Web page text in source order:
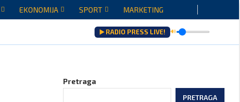
EKONOMIJA SPORT MARKETING
▶️ RADIO PRESS LIVE! 🔊
Pretraga
PRETRAGA